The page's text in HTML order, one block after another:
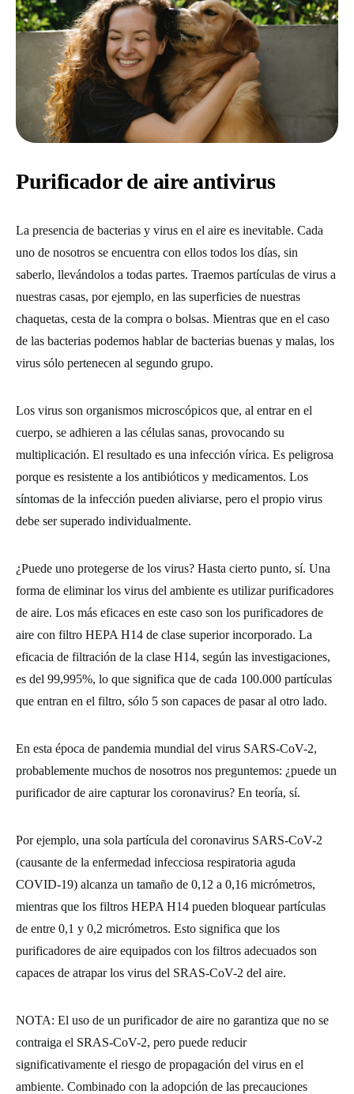
Purificador de aire antivirus
La presencia de bacterias y virus en el aire es inevitable. Cada
uno de nosotros se encuentra con ellos todos los días, sin
saberlo, llevándolos a todas partes. Traemos partículas de virus a
nuestras casas, por ejemplo, en las superficies de nuestras
chaquetas, cesta de la compra o bolsas. Mientras que en el caso
de las bacterias podemos hablar de bacterias buenas y malas, los
virus sólo pertenecen al segundo grupo.
Los virus son organismos microscópicos que, al entrar en el
cuerpo, se adhieren a las células sanas, provocando su
multiplicación. El resultado es una infección vírica. Es peligrosa
porque es resistente a los antibióticos y medicamentos. Los
síntomas de la infección pueden aliviarse, pero el propio virus
debe ser superado individualmente.
¿Puede uno protegerse de los virus? Hasta cierto punto, sí. Una
forma de eliminar los virus del ambiente es utilizar purificadores
de aire. Los más eficaces en este caso son los purificadores de
aire con filtro HEPA H14 de clase superior incorporado. La
eficacia de filtración de la clase H14, según las investigaciones,
es del 99,995%, lo que significa que de cada 100.000 partículas
que entran en el filtro, sólo 5 son capaces de pasar al otro lado.
En esta época de pandemia mundial del virus SARS-CoV-2,
probablemente muchos de nosotros nos preguntemos: ¿puede un
purificador de aire capturar los coronavirus? En teoría, sí.
Por ejemplo, una sola partícula del coronavirus SARS-CoV-2
(causante de la enfermedad infecciosa respiratoria aguda
COVID-19) alcanza un tamaño de 0,12 a 0,16 micrómetros,
mientras que los filtros HEPA H14 pueden bloquear partículas
de entre 0,1 y 0,2 micrómetros. Esto significa que los
purificadores de aire equipados con los filtros adecuados son
capaces de atrapar los virus del SRAS-CoV-2 del aire.
NOTA: El uso de un purificador de aire no garantiza que no se
contraiga el SRAS-CoV-2, pero puede reducir
significativamente el riesgo de propagación del virus en el
ambiente. Combinado con la adopción de las precauciones